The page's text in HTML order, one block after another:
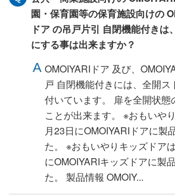
園・保育園等の保育施設向けの
ドア の吊戸片引 自閉機能付きは
にする事は出来ますか？
OMOIYARIドア 及び、
戸 自閉機能付きには、全開
付いています。 扉を全開状態
ことが出来ます。 ※おもいや
月23日にOMOIYARIドアに製
た。 ※おもいやりキッズドア
にOMOIYARIキッズドアに製
た。 製品情報 OMOIY...